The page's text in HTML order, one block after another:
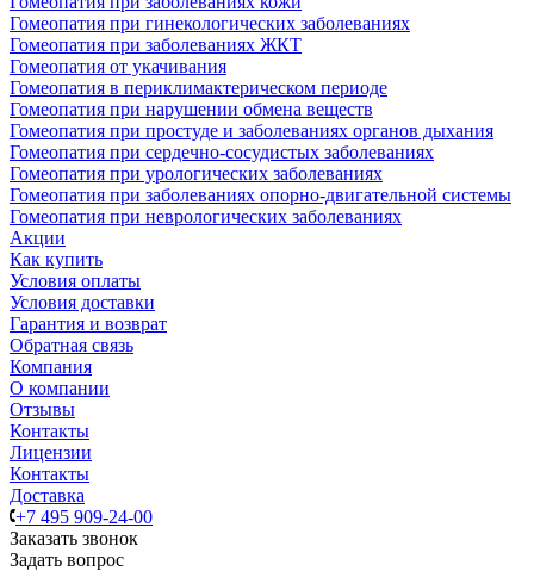
Гомеопатия при гинекологических заболеваниях
Гомеопатия при заболеваниях ЖКТ
Гомеопатия от укачивания
Гомеопатия в периклимактерическом периоде
Гомеопатия при нарушении обмена веществ
Гомеопатия при простуде и заболеваниях органов дыхания
Гомеопатия при сердечно-сосудистых заболеваниях
Гомеопатия при урологических заболеваниях
Гомеопатия при заболеваниях опорно-двигательной системы
Гомеопатия при неврологических заболеваниях
Акции
Как купить
Условия оплаты
Условия доставки
Гарантия и возврат
Обратная связь
Компания
О компании
Отзывы
Контакты
Лицензии
Контакты
Доставка
+7 495 909-24-00
Заказать звонок
Задать вопрос